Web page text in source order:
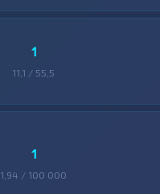
1
11,1 / 55,5
1
1,94 / 100 000